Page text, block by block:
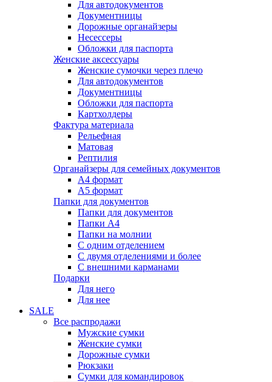
Для автодокументов
Документницы
Дорожные органайзеры
Несессеры
Обложки для паспорта
Женские аксессуары
Женские сумочки через плечо
Для автодокументов
Документницы
Обложки для паспорта
Картхолдеры
Фактура материала
Рельефная
Матовая
Рептилия
Органайзеры для семейных документов
А4 формат
А5 формат
Папки для документов
Папки для документов
Папки А4
Папки на молнии
С одним отделением
С двумя отделениями и более
С внешними карманами
Подарки
Для него
Для нее
SALE
Все распродажи
Мужские сумки
Женские сумки
Дорожные сумки
Рюкзаки
Сумки для командировок